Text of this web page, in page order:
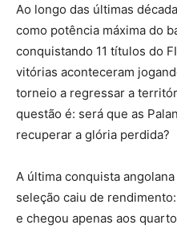
Ao longo das últimas
como potência máxima do
conquistando 11 títulos do
vitórias aconteceram
torneio a regressar a
questão é: será que as
recuperar a glória perdida?
A última conquista
seleção caiu de
e chegou apenas aos